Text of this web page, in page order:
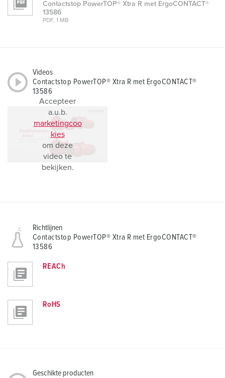
Contactstop PowerTOP® Xtra R met ErgoCONTACT®
13586
PDF, 1 MB
Videos
Contactstop PowerTOP® Xtra R met ErgoCONTACT®
13586
Accepteer
a.u.b.
marketingcoo
kies
om deze
video te
bekijken.
Richtlijnen
Contactstop PowerTOP® Xtra R met ErgoCONTACT®
13586
REACh
RoHS
Geschikte producten